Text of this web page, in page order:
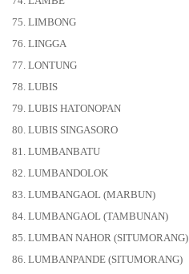
75. LIMBONG
76. LINGGA
77. LONTUNG
78. LUBIS
79. LUBIS HATONOPAN
80. LUBIS SINGASORO
81. LUMBANBATU
82. LUMBANDOLOK
83. LUMBANGAOL (MARBUN)
84. LUMBANGAOL (TAMBUNAN)
85. LUMBAN NAHOR (SITUMORANG)
86. LUMBANPANDE (SITUMORANG)